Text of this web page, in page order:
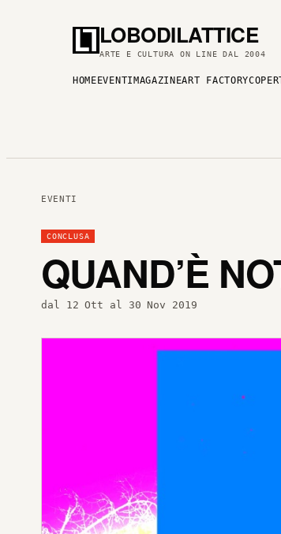
LOBODILATTICE
ARTE E CULTURA ON LINE DAL 2004
HOME EVENTI MAGAZINEART FACTORY
EVENTI
CONCLUSA
QUAND’È
dal 12 Ott al 30 Nov 2019